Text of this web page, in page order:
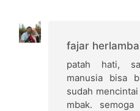
fajar
patah hati,
manusia bisa
sudah
mbak.